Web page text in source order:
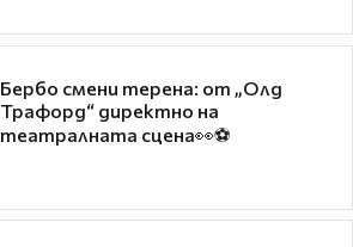
Бербо смени терена: от „Олд
Трафорд“ директно на
театралната сцена👀⚽